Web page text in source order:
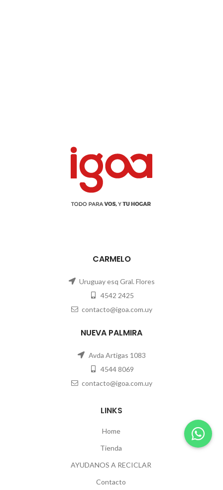
CARMELO
Uruguay esq Gral. Flores
4542 2425
contacto@igoa.com.uy
NUEVA PALMIRA
Avda Artigas 1083
4544 8069
contacto@igoa.com.uy
LINKS
Home
Tienda
AYUDANOS A RECICLAR
Contacto